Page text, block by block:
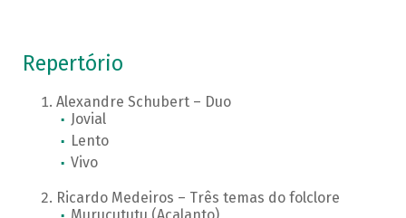
Repertório
Alexandre Schubert – Duo
Jovial
Lento
Vivo
Ricardo Medeiros – Três temas do folclore